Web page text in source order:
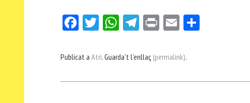
Fa
bo
Tw
er
W
ts
p
Te
gr
m
Pri E
ail
ei
Publicat a Atri. Guarda't l'enllaç (permalink).